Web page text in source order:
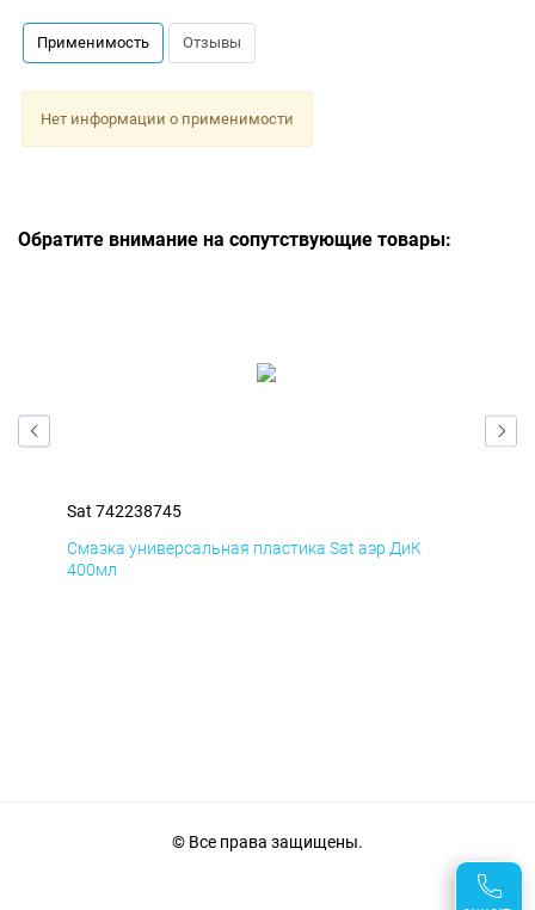
Применимость Отзывы
Нет информации о применимости
Обратите внимание на сопутствующие товары:
Sat 742238745
Смазка универсальная пластика Sat аэр ДиК
400мл
© Все права защищены.